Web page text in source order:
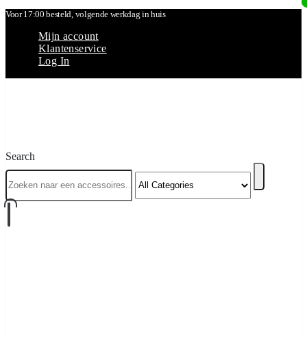
Voor 17:00 besteld, volgende werkdag in huis
Mijn account
Klantenservice
Log In
Search